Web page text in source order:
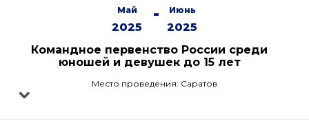
Май
2025
- Июнь
2025
Командное первенство России среди
юношей и девушек до 15 лет
Место проведения: Саратов